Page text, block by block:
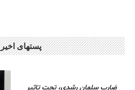
پستهای اخیر
ضارب سلمان رشدی، تحت تاثیر